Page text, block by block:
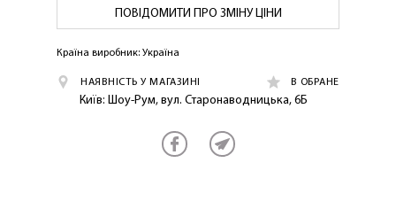
ПОВІДОМИТИ ПРО ЗМІНУ ЦІНИ
Країна виробник: Україна
НАЯВНІСТЬ У МАГАЗИНІ В ОБРАНЕ
Київ: Шоу-Рум, вул. Старонаводницька, 6Б
ОТРИМАТИ!